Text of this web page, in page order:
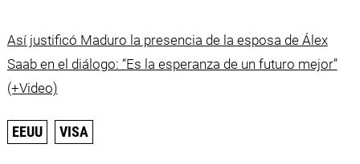
Así justificó Maduro la presencia de la esposa de Álex
Saab en el diálogo: “Es la esperanza de un futuro mejor”
(+Video)
EEUU VISA